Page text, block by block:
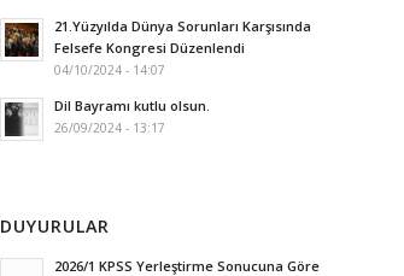
21.Yüzyılda Dünya Sorunları Karşısında
Felsefe Kongresi Düzenlendi
04/10/2024 - 14:07
Dil Bayramı kutlu olsun.
26/09/2024 - 13:17
DUYURULAR
2026/1 KPSS Yerleştirme Sonucuna Göre